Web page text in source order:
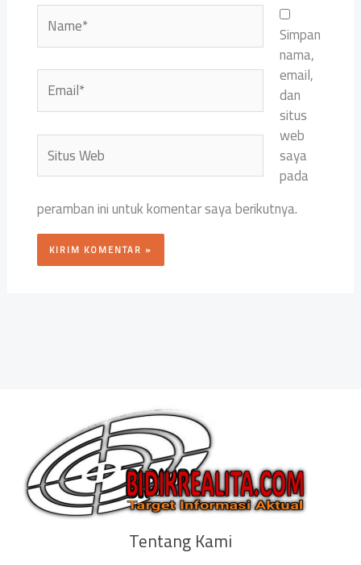
Name*
Email*
Situs
Web
Simpan
nama,
email,
dan
situs
web
saya
pada
peramban ini untuk komentar saya berikutnya.
Tentang Kami